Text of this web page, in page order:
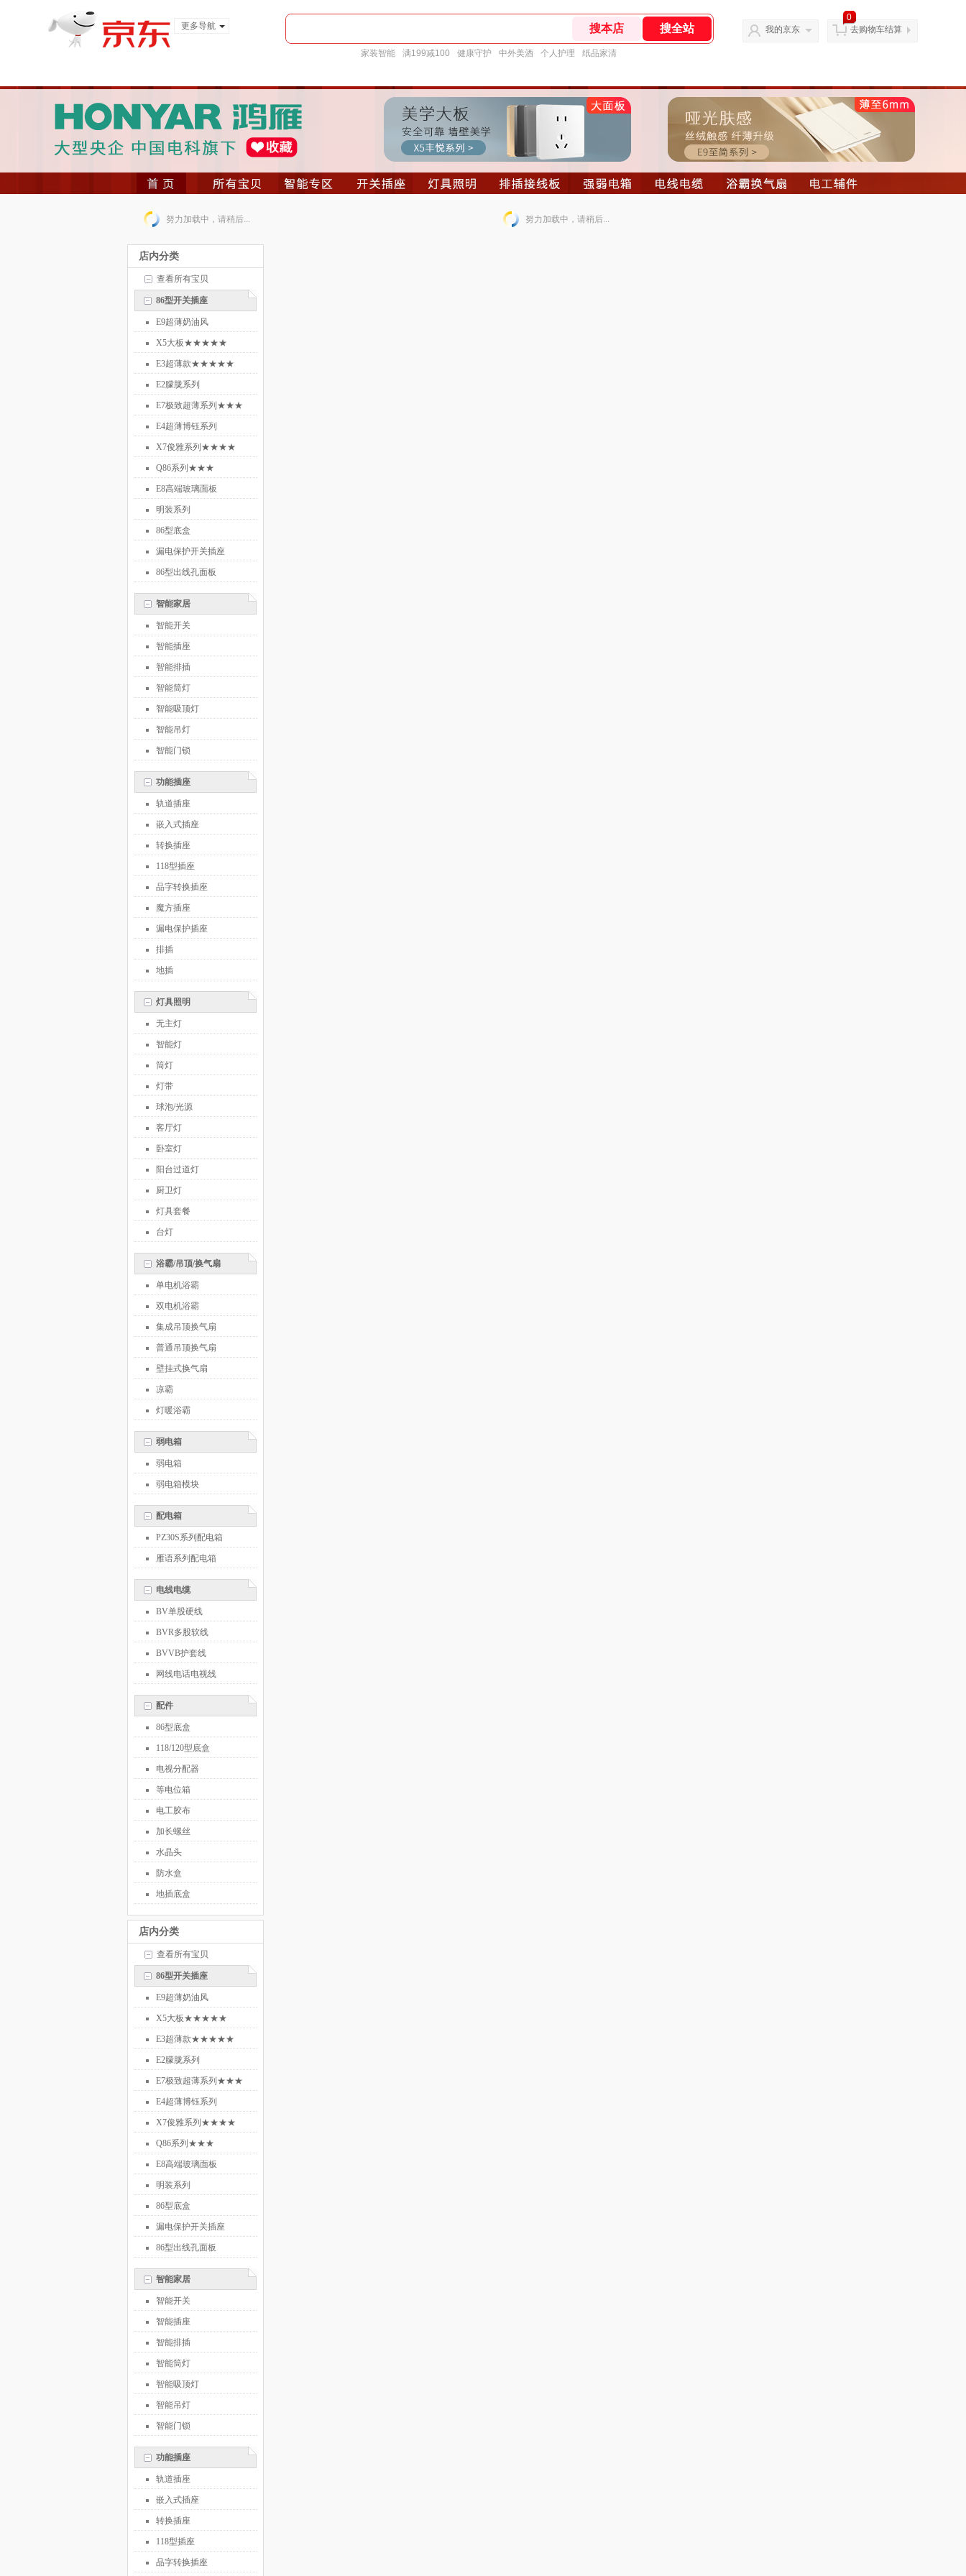
更多导航
家装智能 满199减100 健康守护 中外美酒 个人护理 纸品家清
我的京东
0
去购物车结算
努力加载中，请稍后...
店内分类
查看所有宝贝
86型开关插座
E9超薄奶油风
★★★★★
X5大板★★★★★
E3超薄款★★★★★
E2朦胧系列
E7极致超薄系列★★★
E4超薄博钰系列
X7俊雅系列★★★★
Q86系列★★★
E8高端玻璃面板
明装系列
86型底盒
漏电保护开关插座
86型出线孔面板
智能家居
智能开关
智能插座
智能排插
智能筒灯
智能吸顶灯
智能吊灯
智能门锁
功能插座
轨道插座
嵌入式插座
转换插座
118型插座
品字转换插座
魔方插座
漏电保护插座
排插
地插
灯具照明
无主灯
智能灯
筒灯
灯带
球泡/光源
客厅灯
卧室灯
阳台过道灯
厨卫灯
灯具套餐
台灯
浴霸/吊顶/换气扇
单电机浴霸
双电机浴霸
集成吊顶换气扇
普通吊顶换气扇
壁挂式换气扇
凉霸
灯暖浴霸
弱电箱
弱电箱
弱电箱模块
配电箱
PZ30S系列配电箱
雁语系列配电箱
电线电缆
BV单股硬线
BVR多股软线
BVVB护套线
网线电话电视线
配件
86型底盒
118/120型底盒
电视分配器
等电位箱
电工胶布
加长螺丝
水晶头
防水盒
地插底盒
店内分类
查看所有宝贝
86型开关插座
E9超薄奶油风
★★★★★
X5大板★★★★★
E3超薄款★★★★★
E2朦胧系列
E7极致超薄系列★★★
E4超薄博钰系列
X7俊雅系列★★★★
Q86系列★★★
E8高端玻璃面板
明装系列
86型底盒
漏电保护开关插座
86型出线孔面板
智能家居
智能开关
智能插座
智能排插
智能筒灯
智能吸顶灯
智能吊灯
智能门锁
功能插座
轨道插座
嵌入式插座
转换插座
118型插座
品字转换插座
努力加载中，请稍后...